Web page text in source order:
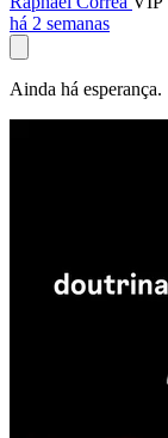
há 2 semanas
Ainda há esperança.